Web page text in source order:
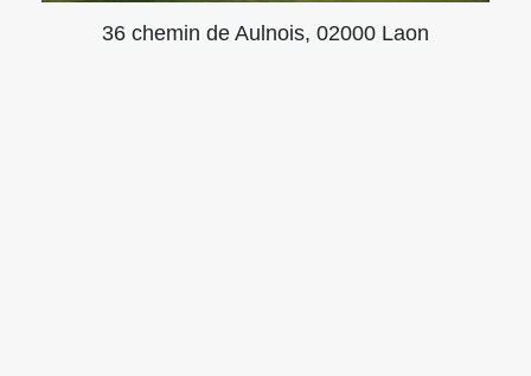
36 chemin de Aulnois, 02000 Laon